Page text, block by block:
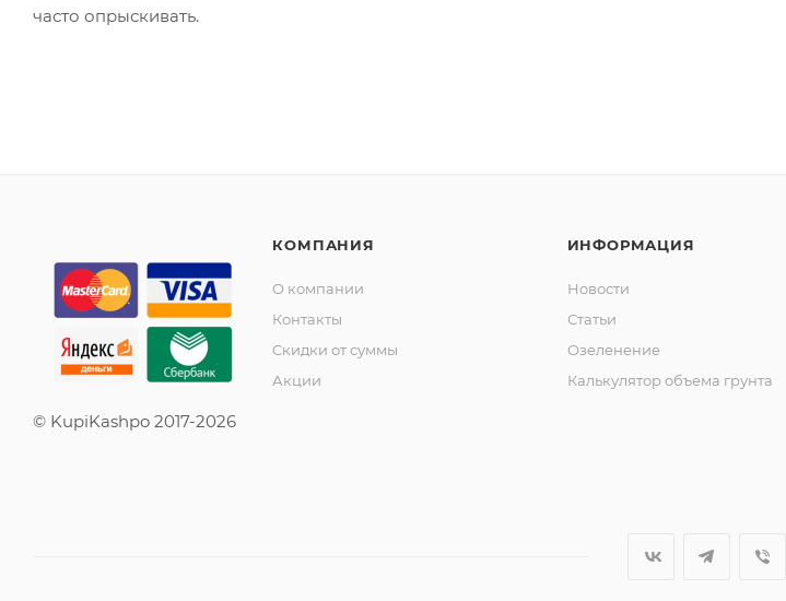
часто опрыскивать.
© KupiKashpo 2017-2026
КОМПАНИЯ
О компании
Контакты
Скидки от суммы
Акции
ИНФОРМАЦИЯ
Новости
Статьи
Озеленение
Калькулятор объема грунта